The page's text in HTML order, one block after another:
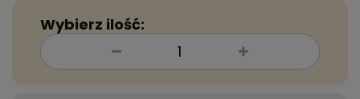
Wybierz ilość: